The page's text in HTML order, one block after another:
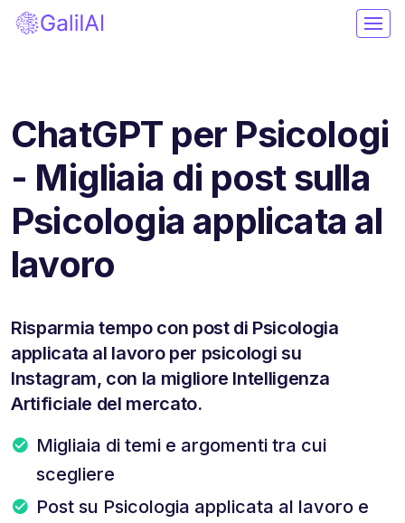
ChatGPT per Psicologi
- Migliaia di post sulla
Psicologia applicata al
lavoro
Risparmia tempo con post di Psicologia
applicata al lavoro per psicologi su
Instagram, con la migliore Intelligenza
Artificiale del mercato.
Migliaia di temi e argomenti tra cui
scegliere
Post su Psicologia applicata al lavoro e